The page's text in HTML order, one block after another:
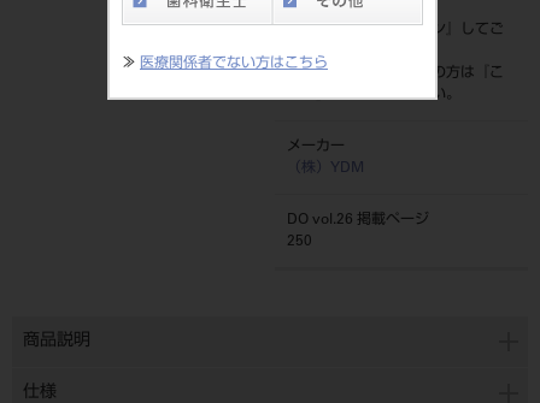
≫ 医療関係者でない方はこちら
標準価格
価格の確認は『ログイン
』してご
ネット会員登録がまだの方は『
こ
ちら』より登録ください。
メーカー
（株）YDM
DO vol.26 掲載ページ
250
商品説明
仕様